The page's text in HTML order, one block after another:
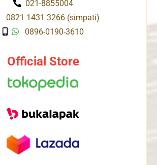
021-8855004
0821 1431 3266 (simpati)
0896-0190-3610
Official Store